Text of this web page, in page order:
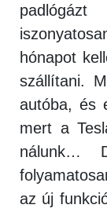
hónapot
szállítani.
autóba, és
mert a
nálunk…
az új